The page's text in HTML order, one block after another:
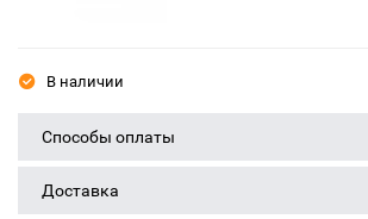
В наличии
Способы оплаты
Доставка